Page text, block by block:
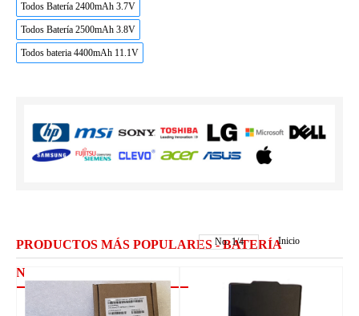
Todos Batería 2400mAh 3.7V
Todos Batería 2500mAh 3.8V
Todos bateria 4400mAh 11.1V
PRODUCTOS MÁS POPULARES - BATERÍA
NEWLAND
No.1/4 Inicio